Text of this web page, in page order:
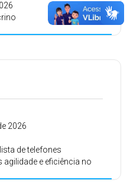
2026
de telefones
e eficiência no